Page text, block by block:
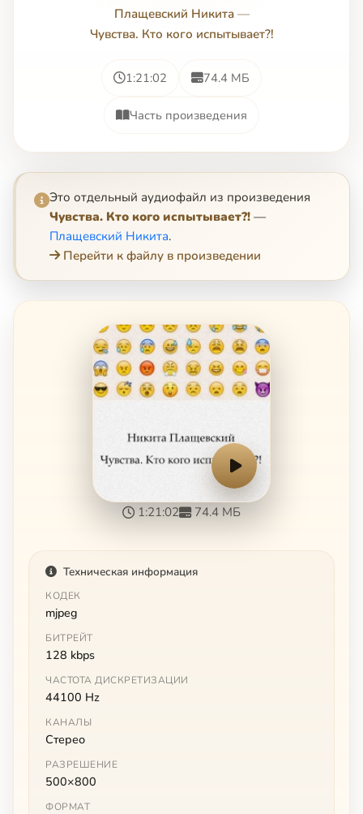
Плащевский Никита—
Чувства. Кто кого испытывает?!
1:21:02 74.4 МБ
Часть произведения
Это отдельный аудиофайл из произведения
Чувства. Кто кого испытывает?! —
Плащевский Никита.
Перейти к файлу в произведении
1:21:02 74.4 МБ
Техническая информация
КОДЕК
mjpeg
БИТРЕЙТ
128 kbps
ЧАСТОТА ДИСКРЕТИЗАЦИИ
44100 Hz
КАНАЛЫ
Стерео
РАЗРЕШЕНИЕ
500×800
ФОРМАТ